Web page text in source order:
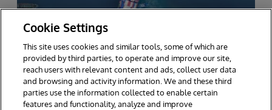
INTERSYSTEMS DATA STUDIO - CHAÎNE
LOGISTIQUE
Cookie Settings
This site uses cookies and similar tools, some of which are
provided by third parties, to operate and improve our site,
reach users with relevant content and ads, collect user data
and browsing and activity information. We and these third
parties use the information collected to enable certain
features and functionality, analyze and improve